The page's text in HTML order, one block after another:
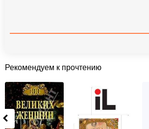
Рекомендуем к прочтению